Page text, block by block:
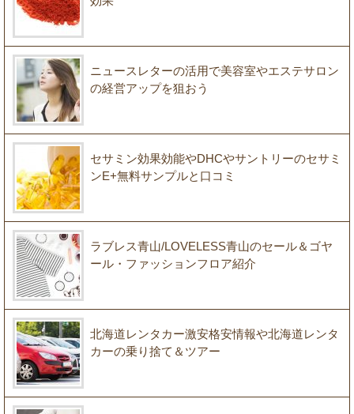
ニュースレターの活用で美容室やエステサロン
の経営アップを狙おう
セサミン効果効能やDHCやサントリーのセサミ
ンE+無料サンプルと口コミ
ラブレス青山/LOVELESS青山のセール＆ゴヤ
ール・ファッションフロア紹介
北海道レンタカー激安格安情報や北海道レンタ
カーの乗り捨て＆ツアー